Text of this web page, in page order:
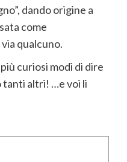
dando origine a
come
qualcuno.
curiosi modi di dire
tanti altri! …e voi li